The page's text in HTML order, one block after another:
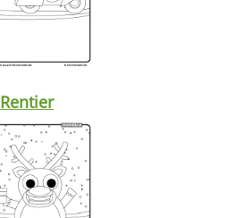
Rentier